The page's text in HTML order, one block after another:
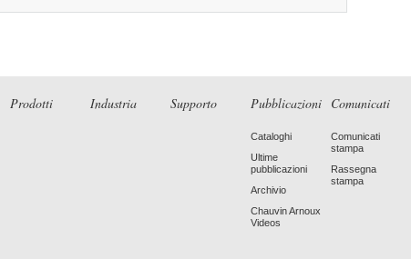
Prodotti Industria Supporto Pubblicazioni
Cataloghi
Ultime
pubblicazioni
Archivio
Chauvin Arnoux
Videos
Comunicati
Comunicati
stampa
Rassegna
stampa